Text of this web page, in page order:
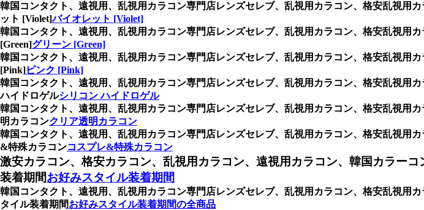
韓国コンタクト、遠視用、乱視用カラコン専門店レンズセレブ、乱視用カラコン、格安乱視用
ット [Violet]バイオレット [Violet]
韓国コンタクト、遠視用、乱視用カラコン専門店レンズセレブ、乱視用カラコン、格安乱視用
[Green]グリーン [Green]
韓国コンタクト、遠視用、乱視用カラコン専門店レンズセレブ、乱視用カラコン、格安乱視用
[Pink]ピンク [Pink]
韓国コンタクト、遠視用、乱視用カラコン専門店レンズセレブ、乱視用カラコン、格安乱視用
ハイドロゲルシリコン ハイドロゲル
韓国コンタクト、遠視用、乱視用カラコン専門店レンズセレブ、乱視用カラコン、格安乱視用
明カラコンクリア透明カラコン
韓国コンタクト、遠視用、乱視用カラコン専門店レンズセレブ、乱視用カラコン、格安乱視用
&特殊カラコンコスプレ&特殊カラコン
激安カラコン、格安カラコン、乱視用カラコン、遠視用カラコン、韓国カラー
装着期間お好みスタイル装着期間
韓国コンタクト、遠視用、乱視用カラコン専門店レンズセレブ、乱視用カラコン、格安乱視用
タイル装着期間お好みスタイル装着期間の全商品